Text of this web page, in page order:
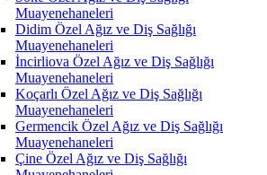
Muayenehaneleri
Didim Özel Ağız ve Diş Sağlığı
Muayenehaneleri
İncirliova Özel Ağız ve Diş Sağlığı
Muayenehaneleri
Koçarlı Özel Ağız ve Diş Sağlığı
Muayenehaneleri
Germencik Özel Ağız ve Diş Sağlığı
Muayenehaneleri
Çine Özel Ağız ve Diş Sağlığı